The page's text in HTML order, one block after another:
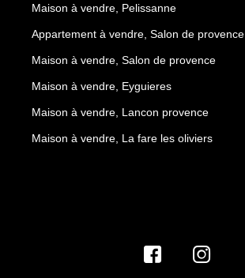
Maison à vendre, Pelissanne
Appartement à vendre, Salon de provence
Maison à vendre, Salon de provence
Maison à vendre, Eyguieres
Maison à vendre, Lancon provence
Maison à vendre, La fare les oliviers